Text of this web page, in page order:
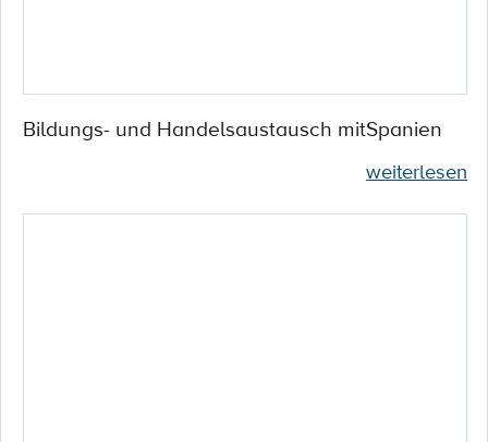
Bildungs- und Handelsaustausch mitSpanien
weiterlesen